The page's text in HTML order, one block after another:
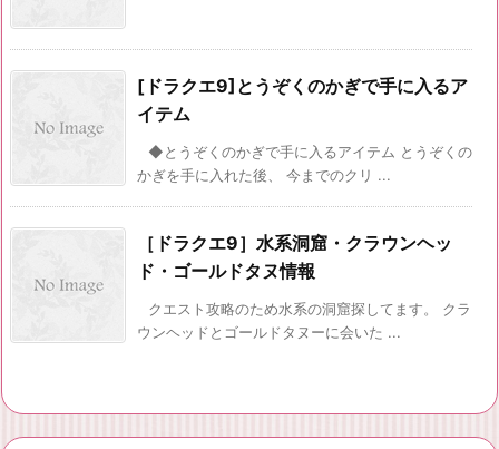
[ドラクエ9]とうぞくのかぎで手に入るア
イテム
◆とうぞくのかぎで手に入るアイテム とうぞくの
かぎを手に入れた後、 今までのクリ ...
［ドラクエ9］水系洞窟・クラウンヘッ
ド・ゴールドタヌ情報
クエスト攻略のため水系の洞窟探してます。 クラ
ウンヘッドとゴールドタヌーに会いた ...